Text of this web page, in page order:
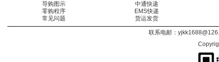
导购图示
零购程序
常见问题
中通快递
EMS快递
货运发货
联系电邮：